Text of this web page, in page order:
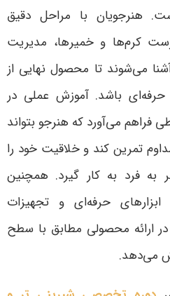
هنرجویان با مراحل دقیق
کرم‌ها و خمیرها، مدیریت
می‌شوند تا محصول نهایی از
باشد. آموزش عملی در
فراهم می‌آورد که هنرجو بتواند
تمرین کند و خلاقیت خود را
فرد به کار گیرد. همچنین
ابزارهای حرفه‌ای و تجهیزات
در ارائه محصولی مطابق با سطح
می‌دهد.